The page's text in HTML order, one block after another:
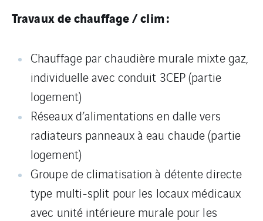
Travaux de chauffage / clim :
Chauffage par chaudière murale mixte gaz,
individuelle avec conduit 3CEP (partie
logement)
Réseaux d’alimentations en dalle vers
radiateurs panneaux à eau chaude (partie
logement)
Groupe de climatisation à détente directe
type multi-split pour les locaux médicaux
avec unité intérieure murale pour les